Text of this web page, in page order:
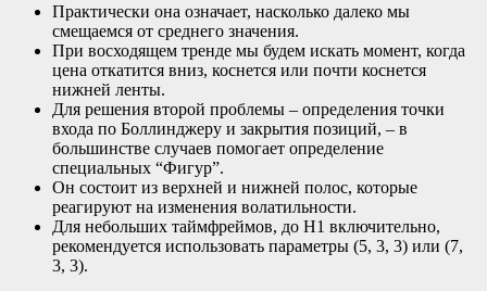
Практически она означает, насколько далеко мы
смещаемся от среднего значения.
При восходящем тренде мы будем искать момент, когда
цена откатится вниз, коснется или почти коснется
нижней ленты.
Для решения второй проблемы – определения точки
входа по Боллинджеру и закрытия позиций, – в
большинстве случаев помогает определение
специальных “Фигур”.
Он состоит из верхней и нижней полос, которые
реагируют на изменения волатильности.
Для небольших таймфреймов, до H1 включительно,
рекомендуется использовать параметры (5, 3, 3) или (7,
3, 3).